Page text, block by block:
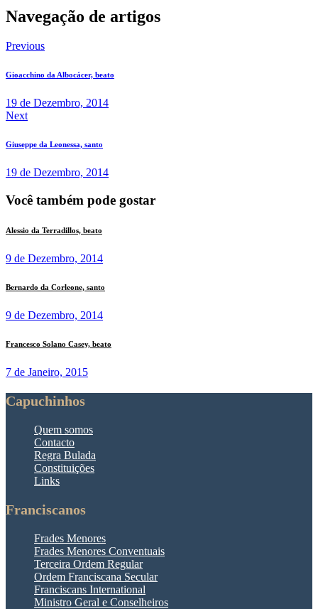
Navegação de artigos
Previous
Gioacchino da Albocácer, beato
19 de Dezembro, 2014
Next
Giuseppe da Leonessa, santo
19 de Dezembro, 2014
Você também pode gostar
Alessio da Terradillos, beato
9 de Dezembro, 2014
Bernardo da Corleone, santo
9 de Dezembro, 2014
Francesco Solano Casey, beato
7 de Janeiro, 2015
Capuchinhos
Quem somos
Contacto
Regra Bulada
Constituições
Links
Franciscanos
Frades Menores
Frades Menores Conventuais
Terceira Ordem Regular
Ordem Franciscana Secular
Franciscans International
Ministro Geral e Conselheiros